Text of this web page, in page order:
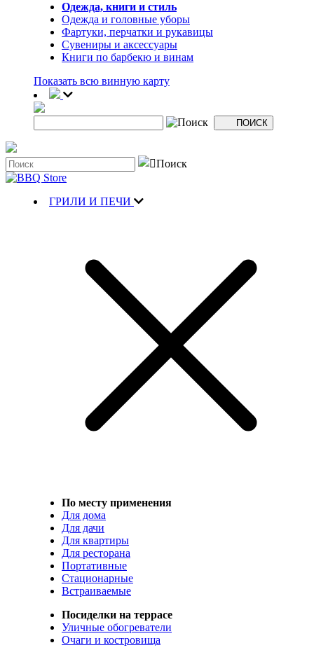
Одежда, книги и стиль
Одежда и головные уборы
Фартуки, перчатки и рукавицы
Сувениры и аксессуары
Книги по барбекю и винам
Показать всю винную карту
ГРИЛИ И ПЕЧИ
По месту применения
Для дома
Для дачи
Для квартиры
Для ресторана
Портативные
Стационарные
Встраиваемые
Посиделки на террасе
Уличные обогреватели
Очаги и костровища